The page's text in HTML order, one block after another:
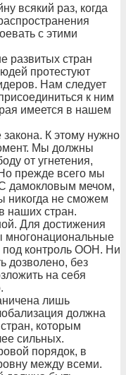
всякий раз, когда
с этими
развитых стран
протестуют
Нам следует
к ним
имеется в нашем
К этому нужно
Мы должны
от угнетения,
прежде всего мы
дамокловым мечом,
никогда не сможем
наших стран.
Для достижения
многонациональные
контроль ООН. Ни
дозволено, без
на себя
лишь
должна
которым
сильных.
порядок, в
между всеми.